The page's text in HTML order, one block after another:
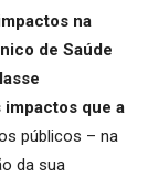
na
de Saúde
que a
públicos – na
da sua